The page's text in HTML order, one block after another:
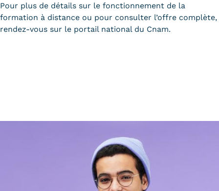
Pour plus de détails sur le fonctionnement de la
formation à distance ou pour consulter l’offre complète,
rendez-vous sur le portail national du Cnam.